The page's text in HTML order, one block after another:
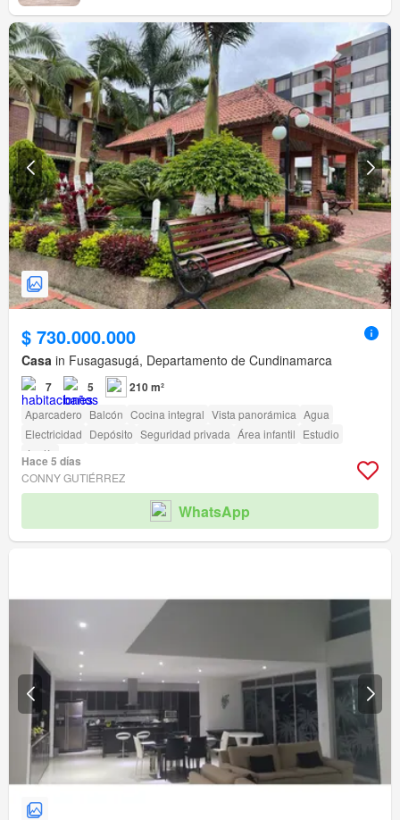
$ 730.000.000
Casa in Fusagasugá, Departamento de Cundinamarca
7 5 210 m²
Aparcadero Balcón Cocina integral Vista panorámica Agua
Electricidad Depósito Seguridad privada Área infantil Estudio
Jardín
Hace 5 días
CONNY GUTIÉRREZ
WhatsApp